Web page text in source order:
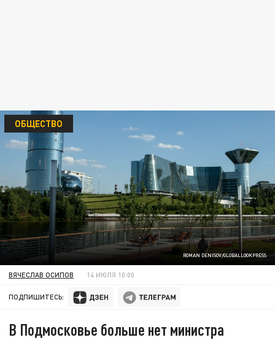
ROMAN DENISOV/GLOBALLOOKPRESS
ОБЩЕСТВО
ВЯЧЕСЛАВ ОСИПОВ 14 ИЮЛЯ 10:00
ПОДПИШИТЕСЬ:
В Подмосковье больше нет министра